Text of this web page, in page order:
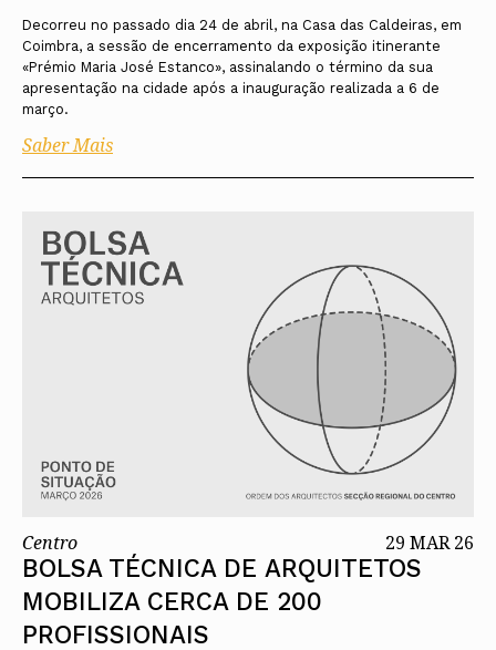
Decorreu no passado dia 24 de abril, na Casa das Caldeiras, em
Coimbra, a sessão de encerramento da exposição itinerante
«Prémio Maria José Estanco», assinalando o término da sua
apresentação na cidade após a inauguração realizada a 6 de
março.
Saber Mais
Centro 29 MAR 26
BOLSA TÉCNICA DE ARQUITETOS
MOBILIZA CERCA DE 200
PROFISSIONAIS